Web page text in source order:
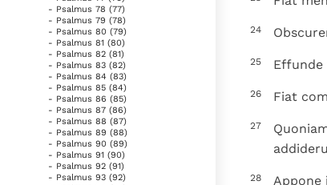
- Psalmus 78 (77)
- Psalmus 79 (78)
- Psalmus 80 (79)
- Psalmus 81 (80)
- Psalmus 82 (81)
- Psalmus 83 (82)
- Psalmus 84 (83)
- Psalmus 85 (84)
- Psalmus 86 (85)
- Psalmus 87 (86)
- Psalmus 88 (87)
- Psalmus 89 (88)
- Psalmus 90 (89)
- Psalmus 91 (90)
- Psalmus 92 (91)
- Psalmus 93 (92)
24
25 Effunde
26 Fiat
27
28 Appone